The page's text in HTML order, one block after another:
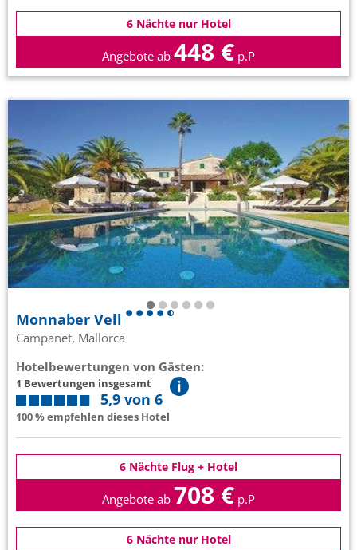
6 Nächte nur Hotel
Angebote ab 448 € p.P
Monnaber Vell
Campanet, Mallorca
Hotelbewertungen von Gästen:
1 Bewertungen insgesamt
5,9 von 6
100 % empfehlen dieses Hotel
6 Nächte Flug + Hotel
Angebote ab 708 € p.P
6 Nächte nur Hotel